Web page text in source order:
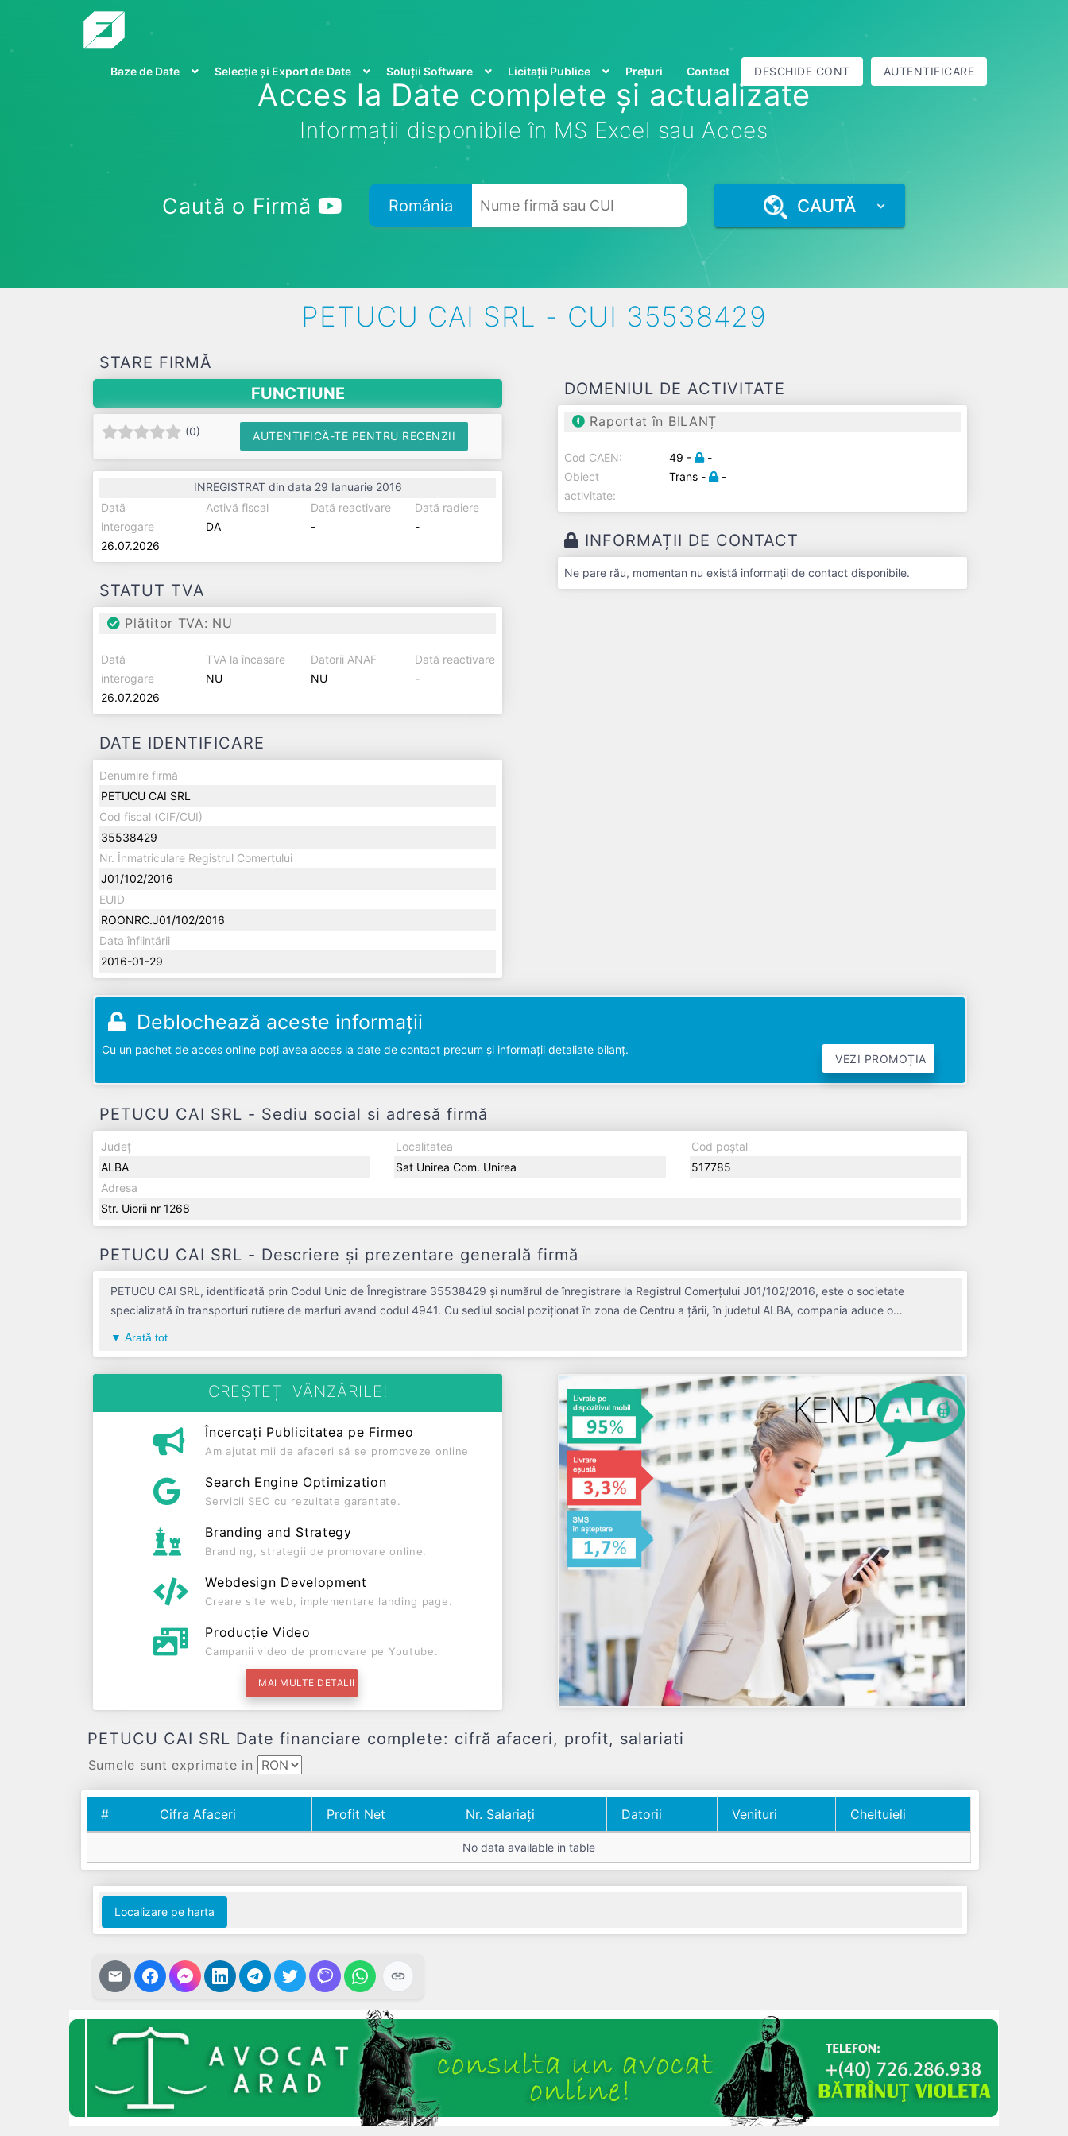
Baze de Date Selecție și Export de Date Soluții Software Licitații Publice Prețuri Contact DESCHIDE CONT AUTENTIFICARE
Acces la Date complete și actualizate
Informații disponibile în MS Excel sau Acces
Caută o Firmă România CAUTĂ
PETUCU CAI SRL - CUI 35538429
STARE FIRMĂ
FUNCTIUNE
(0) AUTENTIFICĂ-TE PENTRU RECENZII
INREGISTRAT din data 29 Ianuarie 2016
Dată
interogare
26.07.2026
Activă fiscal
DA
Dată reactivare
-
Dată radiere
-
STATUT TVA
Plătitor TVA: NU
Dată
interogare
26.07.2026
TVA la încasare
NU
Datorii ANAF
NU
Dată reactivare
-
DATE IDENTIFICARE
Denumire firmă
PETUCU CAI SRL
Cod fiscal (CIF/CUI)
35538429
Nr. Înmatriculare Registrul Comerțului
J01/102/2016
EUID
ROONRC.J01/102/2016
Data înființării
2016-01-29
DOMENIUL DE ACTIVITATE
Raportat în BILANȚ
Cod CAEN: 49 -
-
Obiect
activitate:
Trans - -
INFORMAȚII DE CONTACT
Ne pare rău, momentan nu există informații de contact disponibile.
Deblochează aceste informații
Cu un pachet de acces online poți avea acces la date de contact precum și informații detaliate bilanț.
VEZI PROMOȚIA
PETUCU CAI SRL - Sediu social si adresă firmă
Județ
ALBA
Localitatea
Sat Unirea Com. Unirea
Cod poștal
517785
Adresa
Str. Uiorii nr 1268
PETUCU CAI SRL - Descriere și prezentare generală firmă
PETUCU CAI SRL, identificată prin Codul Unic de Înregistrare 35538429 și numărul de înregistrare la Registrul Comerțului J01/102/2016, este o societate
specializată în transporturi rutiere de marfuri avand codul 4941. Cu sediul social poziționat în zona de Centru a țării, în judetul ALBA, compania aduce o
Arată tot
CREȘTEȚI VÂNZĂRILE!
Încercați Publicitatea pe Firmeo
Am ajutat mii de afaceri să se promoveze online
Search Engine Optimization
Servicii SEO cu rezultate garantate.
Branding and Strategy
Branding, strategii de promovare online.
Webdesign Development
Creare site web, implementare landing page.
Producție Video
Campanii video de promovare pe Youtube.
MAI MULTE DETALII
PETUCU CAI SRL Date financiare complete: cifră afaceri, profit, salariati
Sumele sunt exprimate in
# Cifra Afaceri Profit Net Nr. Salariați Datorii Venituri
Cheltuieli
Nr. Salariați
No data available in table
Localizare pe harta